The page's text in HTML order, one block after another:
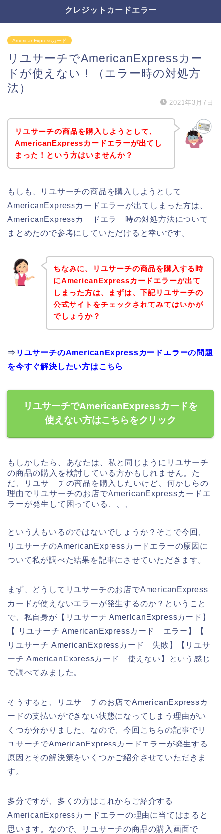
クレジットカードエラー
AmericanExpressカード
リユサーチでAmericanExpressカー
ドが使えない！（エラー時の対処方
法）
2021年3月7日
リユサーチの商品を購入しようとして、
AmericanExpressカードエラーが出てし
まった！という方はいませんか？
もしも、リユサーチの商品を購入しようとして
AmericanExpressカードエラーが出てしまった方は、
AmericanExpressカードエラー時の対処方法について
まとめたので参考にしていただけると幸いです。
ちなみに、リユサーチの商品を購入する時
にAmericanExpressカードエラーが出て
しまった方は、まずは、下記リユサーチの
公式サイトをチェックされてみてはいかが
でしょうか？
⇒ リユサーチのAmericanExpressカードエラーの問題
を今すぐ解決したい方はこちら
リユサーチでAmericanExpressカードを
使えない方はこちらをクリック
もしかしたら、あなたは、私と同じようにリユサーチ
の商品の購入を検討している方かもしれません。た
だ、リユサーチの商品を購入したいけど、何かしらの
理由でリユサーチのお店でAmericanExpressカードエ
ラーが発生して困っている、、、
という人もいるのではないでしょうか？そこで今回、
リユサーチのAmericanExpressカードエラーの原因に
ついて私が調べた結果を記事にさせていただきます。
まず、どうしてリユサーチのお店でAmericanExpress
カードが使えないエラーが発生するのか？ということ
で、私自身が【リユサーチ AmericanExpressカード】
【 リユサーチ AmericanExpressカード エラー】【
リユサーチ AmericanExpressカード 失敗】【リユサ
ーチ AmericanExpressカード 使えない】という感じ
で調べてみました。
そうすると、リユサーチのお店でAmericanExpressカ
ードの支払いができない状態になってしまう理由がい
くつか分かりました。なので、今回こちらの記事でリ
ユサーチでAmericanExpressカードエラーが発生する
原因とその解決策をいくつかご紹介させていただきま
す。
多分ですが、多くの方はこれからご紹介する
AmericanExpressカードエラーの理由に当てはまると
思います。なので、リユサーチの商品の購入画面で